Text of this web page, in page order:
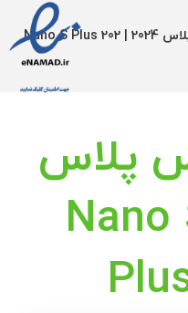
لجر نانو اس پلاس 2024 | Nano S Plus 202
پلاس
2024 |